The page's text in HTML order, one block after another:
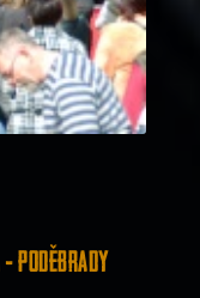
- Poděbrady